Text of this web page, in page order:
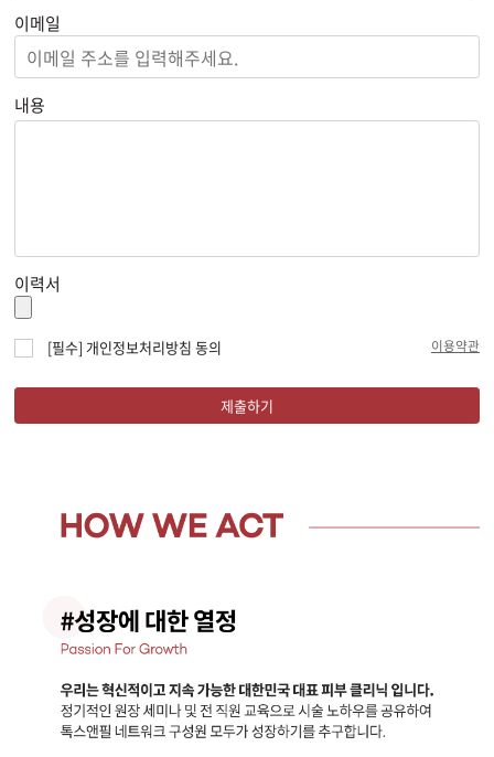
이메일
내용
이력서
[필수] 개인정보처리방침 동의 이용약관
제출하기